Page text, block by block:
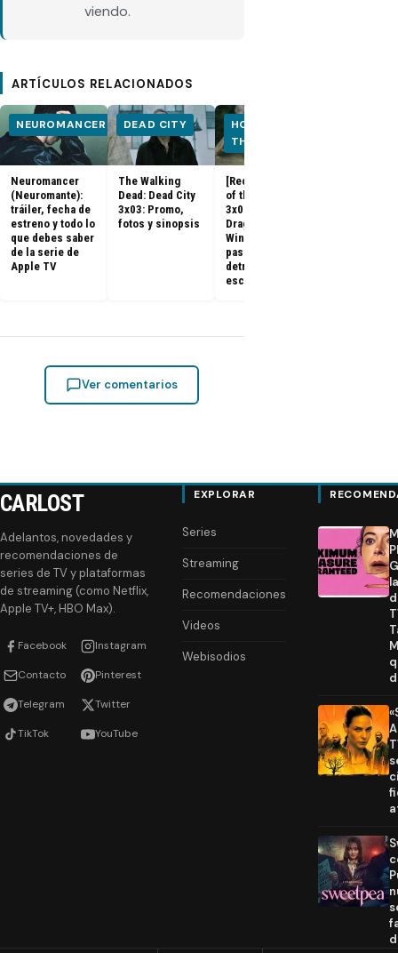
viendo.
ARTÍCULOS RELACIONADOS
NEUROMANCER
Neuromancer
(Neuromante):
tráiler, fecha de
estreno y todo lo
que debes saber
de la serie de
Apple TV
DEAD CITY
The Walking
Dead: Dead City
3x03: Promo,
fotos y sinopsis
HOUSE OF
THE DRAGON
[Recap] House
of the Dragon
3x07 «The
Dragon in
Winter»: qué
pasó, análisis y
detrás de
escena
Ver comentarios
CARLOST
Adelantos, novedades y
recomendaciones de
series de TV y plataformas
de streaming (como Netflix,
Apple TV+, HBO Max).
Facebook Instagram
Contacto Pinterest
Telegram Twitter
TikTok YouTube
EXPLORAR
Series
Streaming
Recomendaciones
Videos
Webisodios